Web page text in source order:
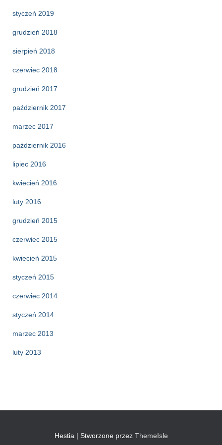
styczeń 2019
grudzień 2018
sierpień 2018
czerwiec 2018
grudzień 2017
październik 2017
marzec 2017
październik 2016
lipiec 2016
kwiecień 2016
luty 2016
grudzień 2015
czerwiec 2015
kwiecień 2015
styczeń 2015
czerwiec 2014
styczeń 2014
marzec 2013
luty 2013
Hestia | Stworzone przez ThemeIsle